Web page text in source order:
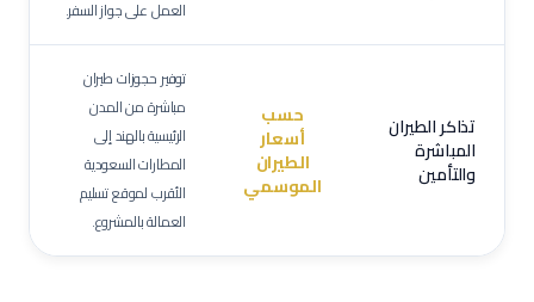
العمل على جواز السفر.
تذاكر الطيران
المباشرة
والتأمين
حسب
أسعار
الطيران
الموسمي
توفير حجوزات طيران
مباشرة من المدن
الرئيسية بالهند إلى
المطارات السعودية
الأقرب لموقع تسليم
العمالة بالمشروع.